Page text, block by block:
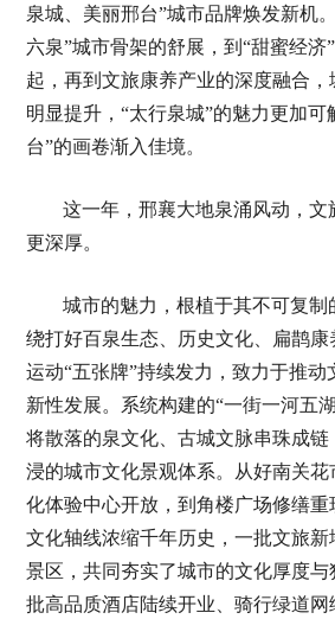
泉城、美丽邢台”城市品牌焕发新机
六泉”城市骨架的舒展，到“甜蜜经济
起，再到文旅康养产业的深度融合
明显提升，“太行泉城”的魅力更加可
台”的画卷渐入佳境。
这一年，邢襄大地泉涌风动，文
更深厚。
城市的魅力，根植于其不可复制
绕打好百泉生态、历史文化、扁鹊
运动“五张牌”持续发力，致力于推动
新性发展。系统构建的“一街一河五
将散落的泉文化、古城文脉串珠成
浸的城市文化景观体系。从好南关
化体验中心开放，到角楼广场修缮重
文化轴线浓缩千年历史，一批文旅
景区，共同夯实了城市的文化厚度
批高品质酒店陆续开业、骑行绿道